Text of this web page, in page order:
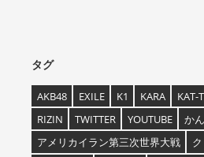
タグ
AKB48 EXILE K1 KARA KAT-
RIZIN
TWITTER YOUTUBE
か
アメリカイラン第三次世界大戦